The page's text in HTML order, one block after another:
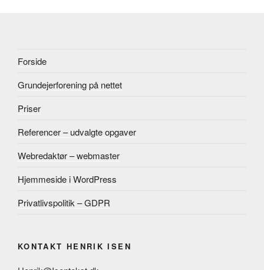
Forside
Grundejerforening på nettet
Priser
Referencer – udvalgte opgaver
Webredaktør – webmaster
Hjemmeside i WordPress
Privatlivspolitik – GDPR
KONTAKT HENRIK ISEN